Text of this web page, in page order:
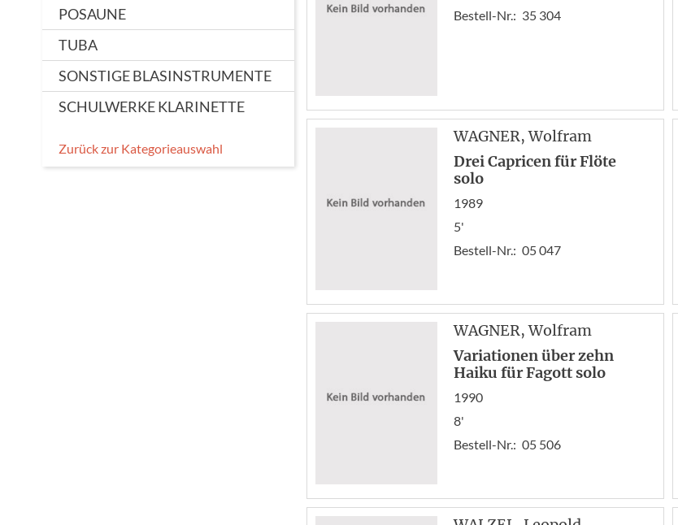
POSAUNE
TUBA
SONSTIGE BLASINSTRUMENTE
SCHULWERKE KLARINETTE
Zurück zur Kategorieauswahl
Bestell-Nr.: 35 304
WAGNER, Wolfram
Drei Capricen für Flöte
solo
1989
5'
Bestell-Nr.: 05 047
WAGNER, Wolfram
Variationen über zehn
Haiku für Fagott solo
1990
8'
Bestell-Nr.: 05 506